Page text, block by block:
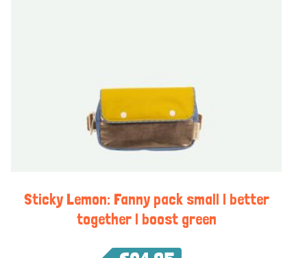
Sticky Lemon: Fanny pack small | better
together | boost green